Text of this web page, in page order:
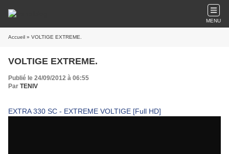
MENU
Accueil » VOLTIGE EXTREME.
VOLTIGE EXTREME.
Publié le 24/09/2012 à 06:55
Par TENIV
EXTRA 330 SC - EXTREME VOLTIGE [Full HD]